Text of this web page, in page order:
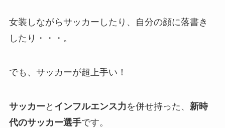
女装しながらサッカーしたり、自分の顔に落書き
したり・・・。
でも、サッカーが超上手い！
サッカー と インフルエンス力 を併せ持った、 新時
代のサッカー選手です。